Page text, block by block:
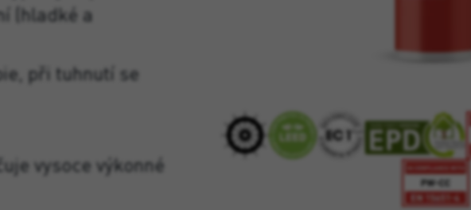
(hladké a
při tuhnutí se
vysoce výkonné